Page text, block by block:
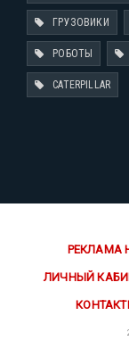
ГРУЗОВИКИ
РОБОТЫ
CATERPILLAR
РЕКЛАМА
ЛИЧНЫЙ